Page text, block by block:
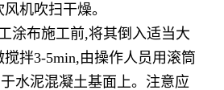
机吹扫干燥。
涂布施工前,将其倒入适当大
拌3-5min,由操作人员用滚筒
水泥混凝土基面上。注意应